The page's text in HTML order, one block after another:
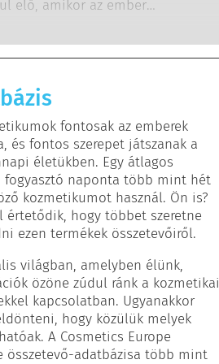
kötelesek elvégezni, lefedik az
kockázatot, beleértve a
elő, amikor az ember
olyan anyagokra reagál,
legtöbb ember számára
Az allergiás reakciót kiváltó
nevezzük. A kozmetikai
termékek olyan összetevőket
okozhatnak. Ez nem jelenti
termék mások számára nem
fontosak az emberek
és fontos szerepet játszanak a
életükben. Egy átlagos
fogyasztó naponta több mint hét
kozmetikumot használ. Ön is?
értetődik, hogy többet szeretne
ezen termékek összetevőiről.
világban, amelyben élünk,
özöne zúdul ránk a kozmetikai
kapcsolatban. Ugyanakkor
hogy közülük melyek
A Cosmetics Europe
összetevő-adatbázisa több mint